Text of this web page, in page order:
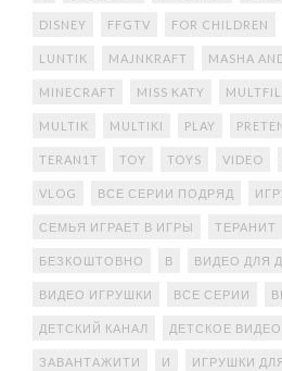
DISNEY FFGTV FOR CHILDREN
LUNTIK MAJNKRAFT MASHA
MINECRAFT MISS KATY
MULTIK MULTIKI PLAY
TERAN1T TOY TOYS VIDEO
VLOG ВСЕ СЕРИИ ПОДРЯД
СЕМЬЯ ИГРАЕТ В ИГРЫ ТЕРАНИТ
БЕЗКОШТОВНО В ВИДЕО ДЛЯ
ВИДЕО ИГРУШКИ ВСЕ СЕРИИ
ДЕТСКИЙ КАНАЛ ДЕТСКОЕ ВИДЕО
ЗАВАНТАЖИТИ И ИГРУШКИ